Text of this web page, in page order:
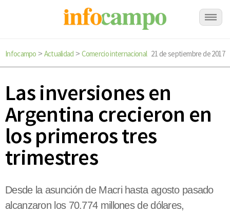
Infocampo > Actualidad > Comercio internacional 21 de septiembre de 2017
Las inversiones en
Argentina crecieron en
los primeros tres
trimestres
Desde la asunción de Macri hasta agosto pasado
alcanzaron los 70.774 millones de dólares,